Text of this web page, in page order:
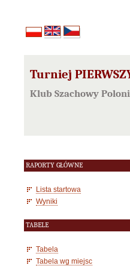
Turniej
Klub Szachowy
RAPORTY GŁÓWNE
Lista startowa
Wyniki
TABELE
Tabela
Tabela wg miejsc